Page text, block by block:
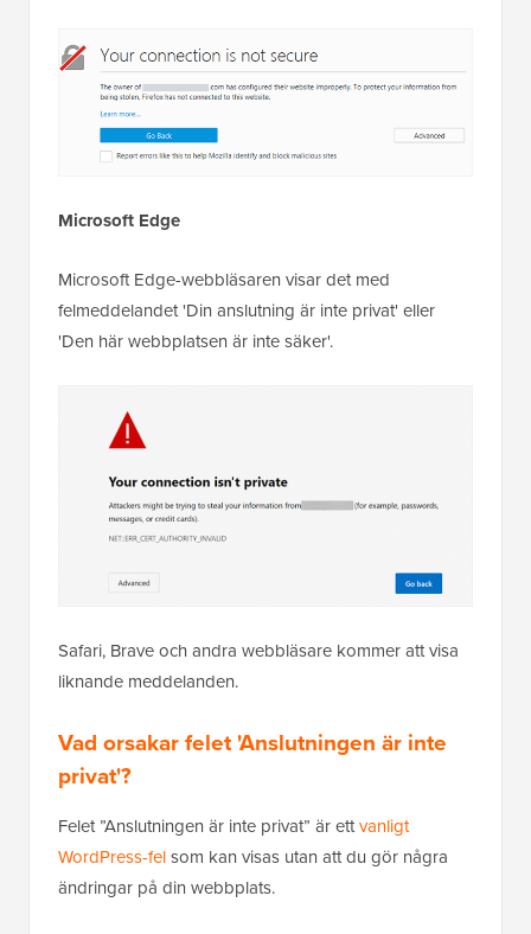
Microsoft Edge
Microsoft Edge-webbläsaren visar det med
felmeddelandet 'Din anslutning är inte privat' eller
'Den här webbplatsen är inte säker'.
Safari, Brave och andra webbläsare kommer att visa
liknande meddelanden.
Vad orsakar felet 'Anslutningen är inte
privat'?
Felet ”Anslutningen är inte privat” är ettvanligt
WordPress-felsom kan visas utan att du gör några
ändringar på din webbplats.